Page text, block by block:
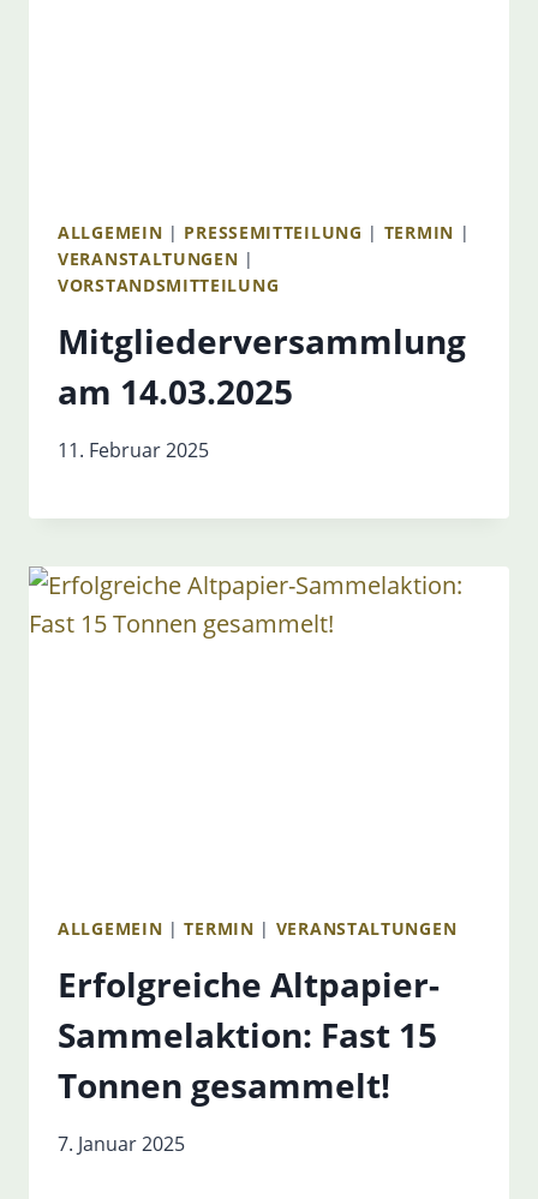
ALLGEMEIN | PRESSEMITTEILUNG | TERMIN |
VERANSTALTUNGEN |
VORSTANDSMITTEILUNG
Mitgliederversammlung
am 14.03.2025
11. Februar 2025
ALLGEMEIN |TERMIN | VERANSTALTUNGEN
Erfolgreiche Altpapier-
Sammelaktion: Fast 15
Tonnen gesammelt!
7. Januar 2025